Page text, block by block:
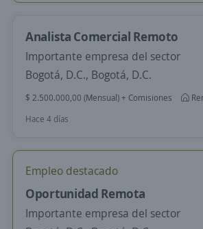
Analista Comercial Remoto
Importante empresa del sector
Bogotá, D.C., Bogotá, D.C.
$ 2.500.000,00 (Mensual) + Comisiones
Hace 4 días
Empleo destacado
Oportunidad Remota
Importante empresa del sector